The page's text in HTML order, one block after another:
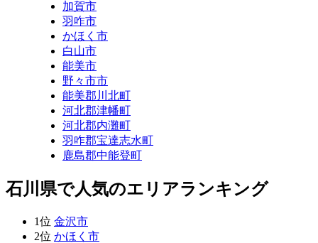
加賀市
羽咋市
かほく市
白山市
能美市
野々市市
能美郡川北町
河北郡津幡町
河北郡内灘町
羽咋郡宝達志水町
鹿島郡中能登町
石川県で人気のエリアランキング
1位 金沢市
2位 かほく市